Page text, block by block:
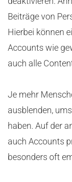
Beiträge von
Hierbei können
Accounts wie
auch alle
Je mehr
ausblenden,
haben. Auf der
auch Accounts
besonders oft